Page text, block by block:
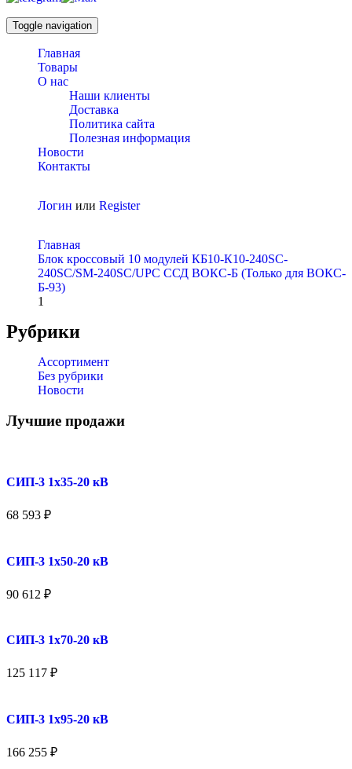
Toggle navigation
Главная
Товары
О нас
Наши клиенты
Доставка
Политика сайта
Полезная информация
Новости
Контакты
Логин или Register
Главная
Блок кроссовый 10 модулей КБ10-К10-240SC-
240SC/SM-240SC/UPC ССД ВОКС-Б (Только для ВОКС-
Б-93)
1
Рубрики
Ассортимент
Без рубрики
Новости
Лучшие продажи
СИП-3 1x35-20 кВ
68 593 ₽
СИП-3 1x50-20 кВ
90 612 ₽
СИП-3 1x70-20 кВ
125 117 ₽
СИП-3 1x95-20 кВ
166 255 ₽